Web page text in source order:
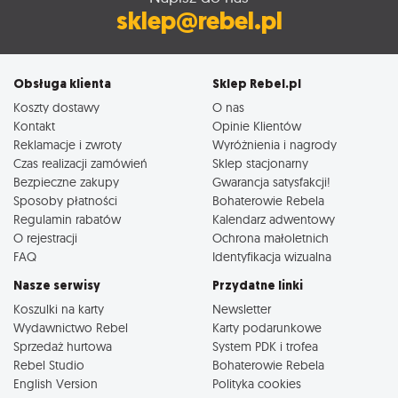
sklep@rebel.pl
Obsługa klienta
Koszty dostawy
Kontakt
Reklamacje i zwroty
Czas realizacji zamówień
Bezpieczne zakupy
Sposoby płatności
Regulamin rabatów
O rejestracji
FAQ
Sklep Rebel.pl
O nas
Opinie Klientów
Wyróżnienia i nagrody
Sklep stacjonarny
Gwarancja satysfakcji!
Bohaterowie Rebela
Kalendarz adwentowy
Ochrona małoletnich
Identyfikacja wizualna
Nasze serwisy
Koszulki na karty
Wydawnictwo Rebel
Sprzedaż hurtowa
Rebel Studio
English Version
Przydatne linki
Newsletter
Karty podarunkowe
System PDK i trofea
Bohaterowie Rebela
Polityka cookies